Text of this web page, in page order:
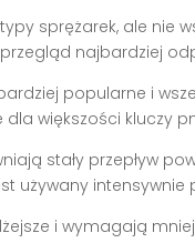
sprężarek, ale nie
najbardziej
popularne i
większości kluczy
stały przepływ
używany intensywnie
i wymagają